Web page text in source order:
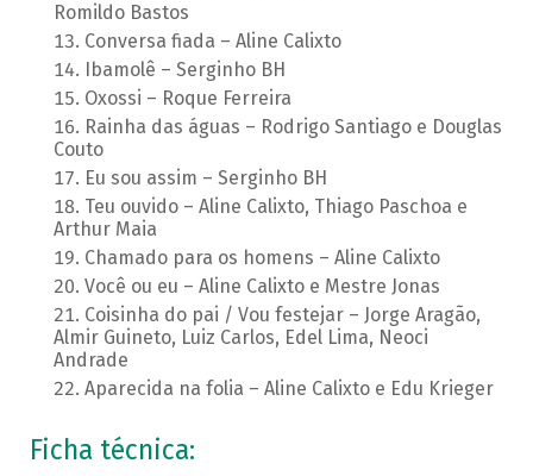
Romildo Bastos
Conversa fiada – Aline Calixto
Ibamolê – Serginho BH
Oxossi – Roque Ferreira
Rainha das águas – Rodrigo Santiago e Douglas
Couto
Eu sou assim – Serginho BH
Teu ouvido – Aline Calixto, Thiago Paschoa e
Arthur Maia
Chamado para os homens – Aline Calixto
Você ou eu – Aline Calixto e Mestre Jonas
Coisinha do pai / Vou festejar – Jorge Aragão,
Almir Guineto, Luiz Carlos, Edel Lima, Neoci
Andrade
Aparecida na folia – Aline Calixto e Edu Krieger
Ficha técnica: